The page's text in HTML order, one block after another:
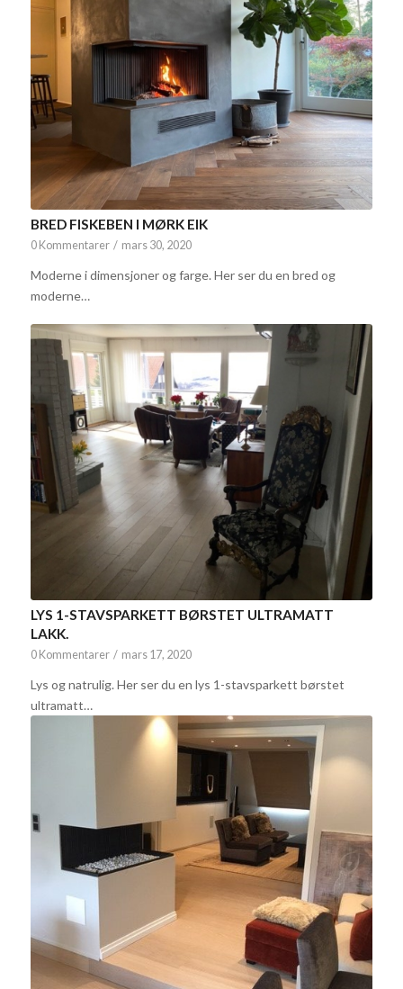
BRED FISKEBEN I MØRK EIK
0 Kommentarer / mars 30, 2020
Moderne i dimensjoner og farge. Her ser du en bred og
moderne…
LYS 1-STAVSPARKETT BØRSTET ULTRAMATT
LAKK.
0 Kommentarer / mars 17, 2020
Lys og natrulig. Her ser du en lys 1-stavsparkett børstet
ultramatt…